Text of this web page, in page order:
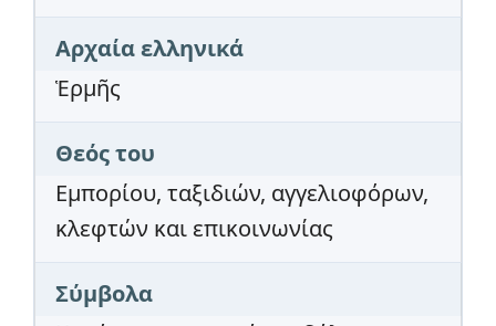
Αρχαία ελληνικά
Ἑρμῆς
Θεός του
Εμπορίου, ταξιδιών, αγγελιοφόρων,
κλεφτών και επικοινωνίας
Σύμβολα